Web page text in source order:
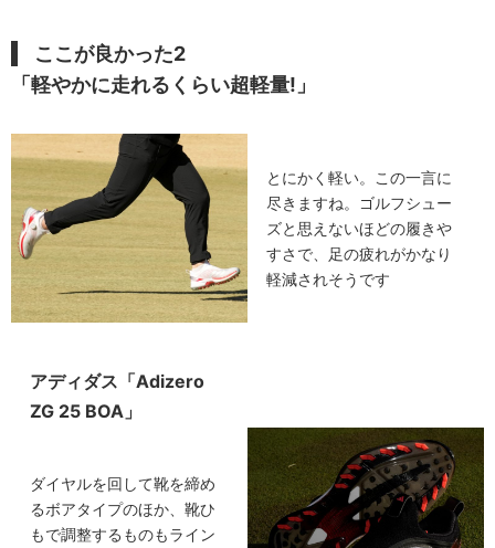
ここが良かった2
「軽やかに走れるくらい超軽量!」
とにかく軽い。この一言に
尽きますね。ゴルフシュー
ズと思えないほどの履きや
すさで、足の疲れがかなり
軽減されそうです
アディダス「Adizero
ZG 25 BOA」
ダイヤルを回して靴を締め
るボアタイプのほか、靴ひ
もで調整するものもライン